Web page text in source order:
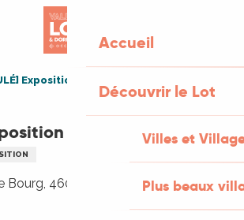
Accueil
Découvrir le Lot
Villes et
Plus beaux
Exposition à Villesèque
à Villesèque
Bourg, 46090 Villesèque